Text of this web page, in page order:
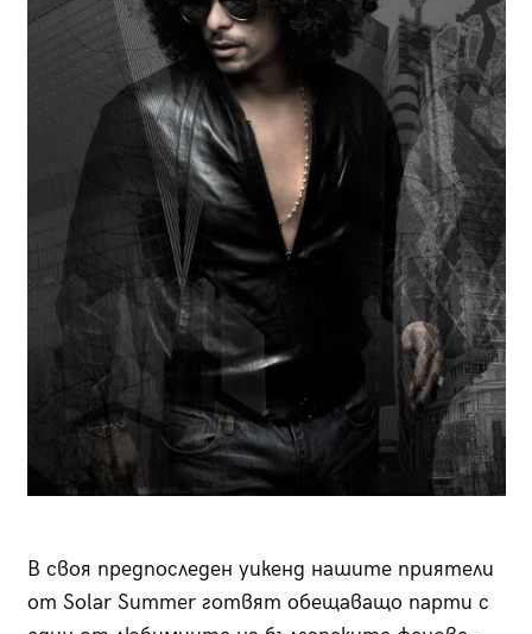
В своя предпоследен уикенд нашите приятели
от Solar Summer готвят обещаващо парти с